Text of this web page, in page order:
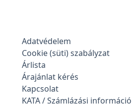
Adatvédelem
Cookie (süti) szabályzat
Árlista
Árajánlat kérés
Kapcsolat
KATA / Számlázási információ